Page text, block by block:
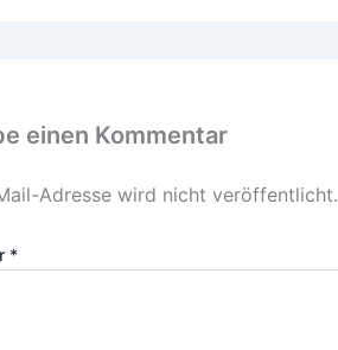
einen Kommentar
Adresse wird nicht veröffentlicht.
*